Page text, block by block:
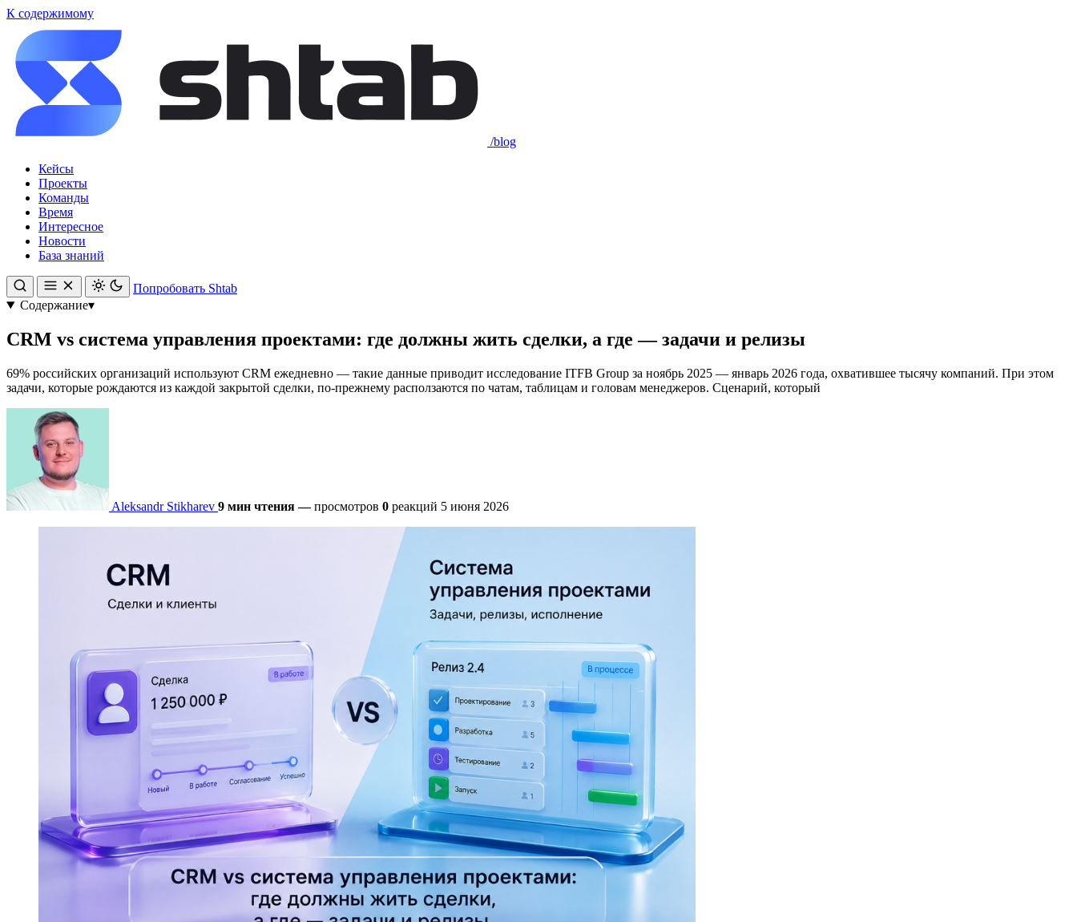
К содержимому
/blog
Кейсы
Проекты
Команды
Время
Интересное
Новости
База знаний
Попробовать Shtab
Содержание▾
CRM vs система управления проектами: где должны жить сделки, а где — задачи и релизы
69% российских организаций используют CRM ежедневно — такие данные приводит исследование ITFB Group за ноябрь 2025 — январь 2026 года, охватившее тысячу компаний. При этом
задачи, которые рождаются из каждой закрытой сделки, по-прежнему расползаются по чатам, таблицам и головам менеджеров. Сценарий, который
Aleksandr Stikharev 9 мин чтения —просмотров 0 реакций 5 июня 2026